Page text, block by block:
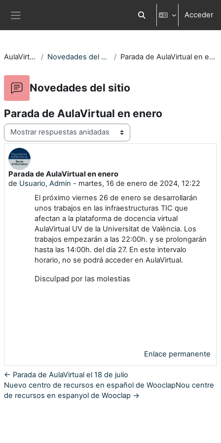
Selector de búsqueda
Acceder
AulaVirtual Novedades del sitio Parada de AulaVirtual en enero
Novedades del sitio
Parada de AulaVirtual en enero
Mostrar modo
Parada de AulaVirtual en enero
de Usuario, Admin - martes, 16 de enero de 2024, 12:22
Número de respuestas: 0
El próximo viernes 26 de enero se desarrollarán
unos trabajos en las infraestructuras TIC que
afectan a la plataforma de docencia virtual
AulaVirtual UV de la Universitat de València. Los
trabajos empezarán a las 22:00h. y se prolongarán
hasta las 14:00h. del día 27. En este intervalo
horario, no se podrá acceder en AulaVirtual.
Disculpad por las molestias
Enlace permanente
← Parada de AulaVirtual el 18 de julio
Nuevo centro de recursos en español de WooclapNou centre
de recursos en espanyol de Wooclap →